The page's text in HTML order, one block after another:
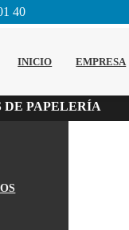
INICIO EMPRESA
DE PAPELERÍA
40